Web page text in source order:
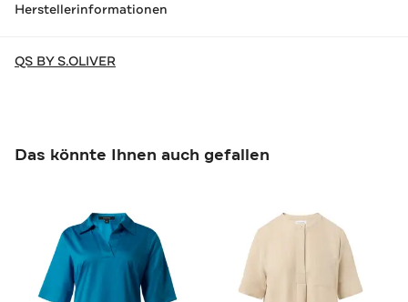
Herstellerinformationen
QS BY S.OLIVER
Das könnte Ihnen auch gefallen